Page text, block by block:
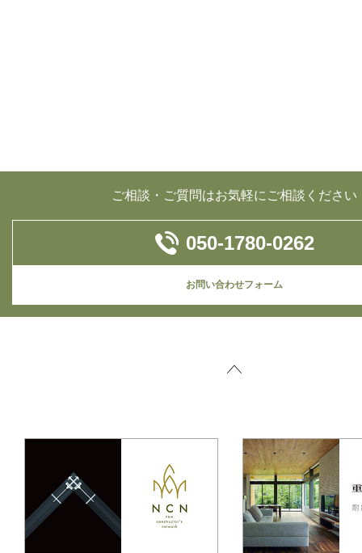
ご相談・ご質問はお気軽にご相談ください
050-1780-0262
お問い合わせフォーム